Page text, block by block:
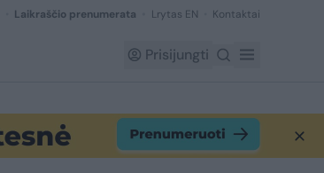
Laikraščio prenumerata Lrytas EN Kontaktai
Prisijungti